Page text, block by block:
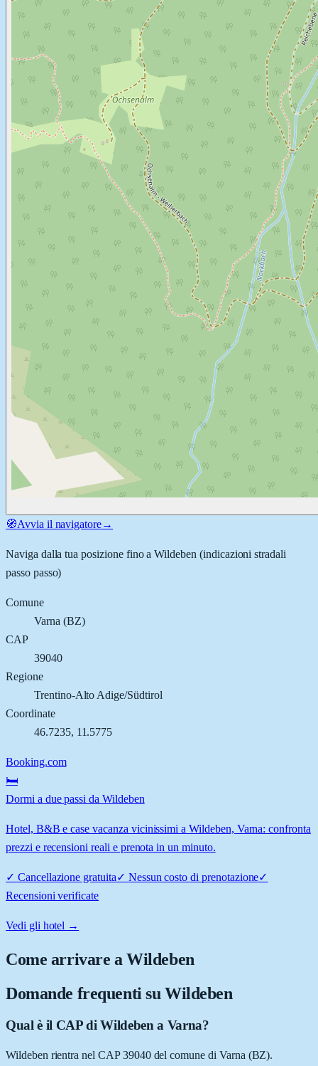
🧭Avvia il navigatore→
Naviga dalla tua posizione fino aWildeben (indicazioni stradali
passo passo)
Comune
Varna (BZ)
CAP
39040
Regione
Trentino-Alto Adige/Südtirol
Coordinate
46.7235, 11.5775
Booking.com
🛏️
Dormi a due passi da Wildeben
Hotel, B&B e case vacanza vicinissimi a Wildeben, Varna: confronta
prezzi e recensioni reali e prenota in un minuto.
✓ Cancellazione gratuita✓ Nessun costo di prenotazione✓
Recensioni verificate
Vedi gli hotel →
Come arrivare aWildeben
Domande frequenti su Wildeben
Qual è il CAP di Wildeben a Varna?
Wildeben rientra nel CAP 39040 del comune di Varna (BZ).